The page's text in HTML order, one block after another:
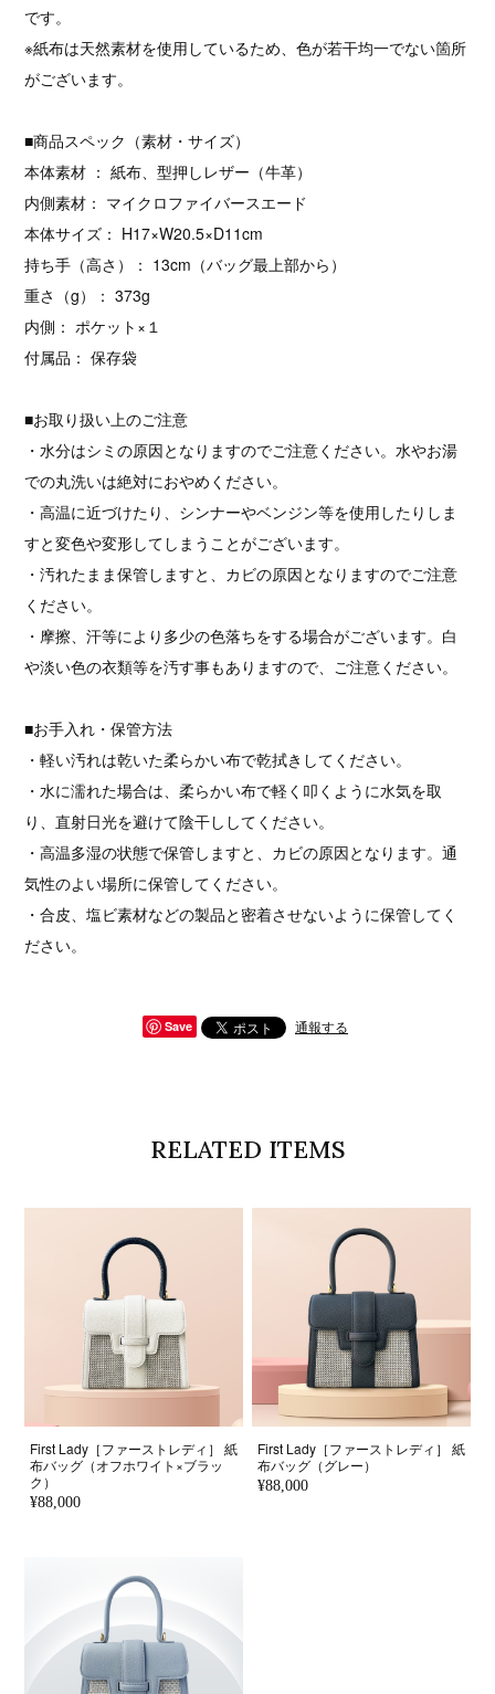
です。
※紙布は天然素材を使用しているため、色が若干均一でない箇所
がございます。
■商品スペック（素材・サイズ）
本体素材 ： 紙布、型押しレザー（牛革）
内側素材： マイクロファイバースエード
本体サイズ： H17×W20.5×D11cm
持ち手（高さ）： 13cm（バッグ最上部から）
重さ（g）： 373g
内側： ポケット×１
付属品： 保存袋
■お取り扱い上のご注意
・水分はシミの原因となりますのでご注意ください。水やお湯
での丸洗いは絶対におやめください。
・高温に近づけたり、シンナーやベンジン等を使用したりしま
すと変色や変形してしまうことがございます。
・汚れたまま保管しますと、カビの原因となりますのでご注意
ください。
・摩擦、汗等により多少の色落ちをする場合がございます。白
や淡い色の衣類等を汚す事もありますので、ご注意ください。
■お手入れ・保管方法
・軽い汚れは乾いた柔らかい布で乾拭きしてください。
・水に濡れた場合は、柔らかい布で軽く叩くように水気を取
り、直射日光を避けて陰干ししてください。
・高温多湿の状態で保管しますと、カビの原因となります。通
気性のよい場所に保管してください。
・合皮、塩ビ素材などの製品と密着させないように保管してく
ださい。
Save 通報する
RELATED ITEMS
First Lady［ファーストレディ］ 紙
布バッグ（オフホワイト×ブラッ
ク）
¥88,000
First Lady［ファーストレディ］ 紙
布バッグ（グレー）
¥88,000